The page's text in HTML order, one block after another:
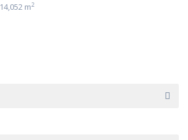
14,052 m2